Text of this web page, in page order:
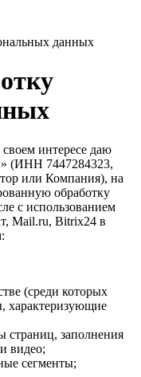
данных
интересе даю
(ИНН 7447284323,
или Компания), на
обработку
с использованием
Mail.ru, Bitrix24 в
(среди которых
характеризующие
страниц, заполнения
видео;
сегменты;